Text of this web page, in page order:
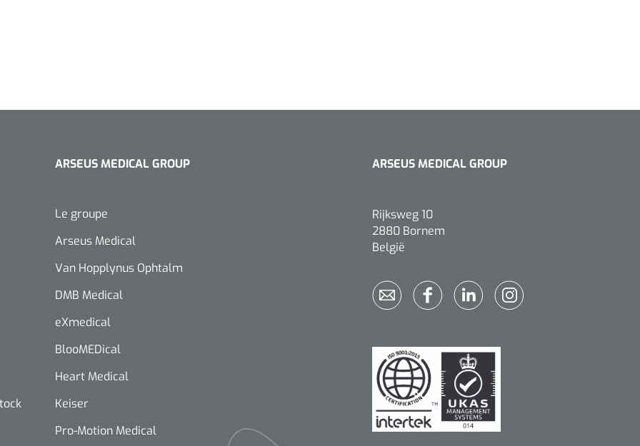
ARSEUS MEDICAL GROUP
Le groupe
Arseus Medical
Van Hopplynus Ophtalm
DMB Medical
eXmedical
BlooMEDical
Heart Medical
Keiser
Pro-Motion Medical
ARSEUS MEDICAL GROUP
Rijksweg 10
2880 Bornem
België